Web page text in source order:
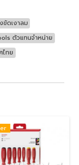
ขัดเงาลม
ตัวแทนจำหน่าย
ไทย